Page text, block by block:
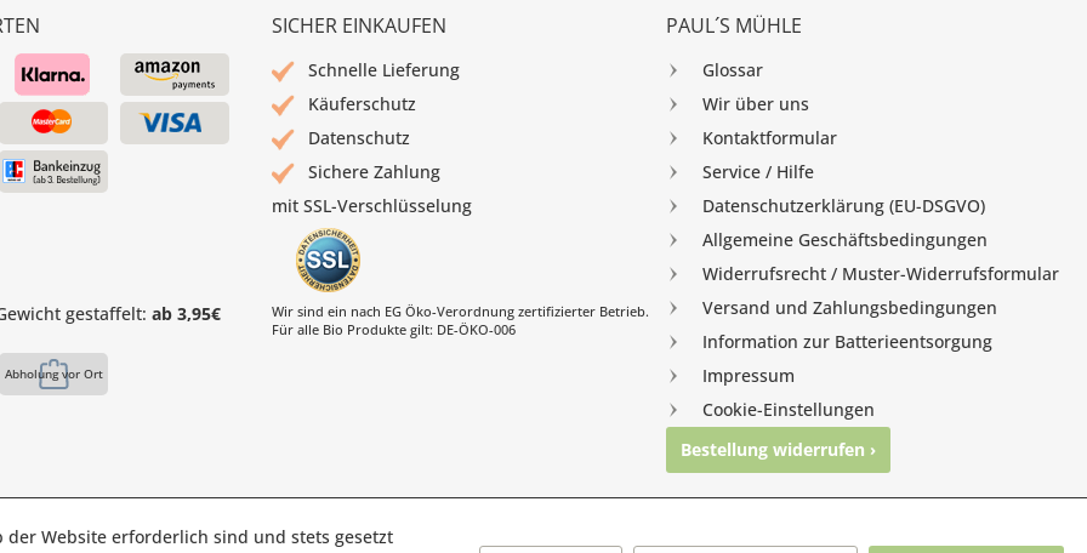
gestaffelt: ab 3,95€
Abholung vor Ort
SICHER EINKAUFEN
Schnelle Lieferung
Käuferschutz
Datenschutz
Sichere Zahlung
mit SSL-Verschlüsselung
Wir sind ein nach EG Öko-Verordnung zertifizierter Betrieb.
Für alle Bio Produkte gilt: DE-ÖKO-006
PAUL´S MÜHLE
Glossar
Wir über uns
Kontaktformular
Service / Hilfe
Datenschutzerklärung (EU-DSGVO)
Allgemeine Geschäftsbedingungen
Widerrufsrecht / Muster-Widerrufsformular
Versand und Zahlungsbedingungen
Information zur Batterieentsorgung
Impressum
Cookie-Einstellungen
Bestellung widerrufen ›
Mühle | Inhaber: Christof Paul e.K. | Westring 2 | 45659 Recklinghausen
Website erforderlich sind und stets gesetzt